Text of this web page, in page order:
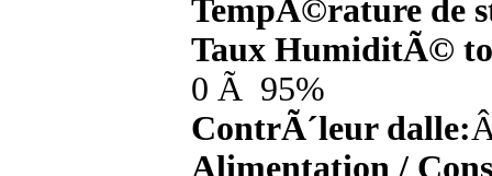
TempÃ©rature de
Taux HumiditÃ©
0 Ã 95%
ContrÃ´leur dalle:
Alimentation /